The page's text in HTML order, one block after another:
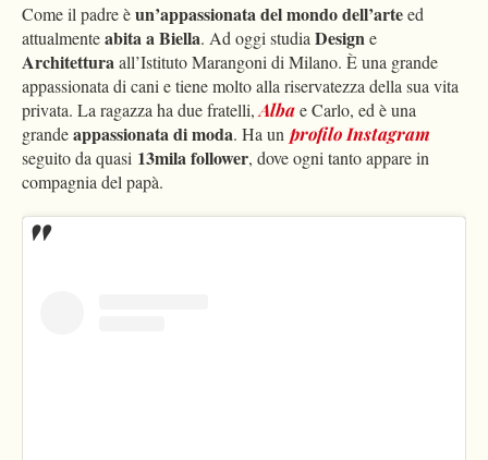
Come il padre èun’appassionata del mondo dell’arteed
attualmenteabita a Biella. Ad oggi studiaDesigne
Architetturaall’Istituto Marangoni di Milano. È una grande
appassionata di cani e tiene molto alla riservatezza della sua vita
privata. La ragazza ha due fratelli,Albae Carlo, ed è una
grandeappassionata di moda. Ha un profilo Instagram
seguito da quasi 13mila follower, dove ogni tanto appare in
compagnia del papà.